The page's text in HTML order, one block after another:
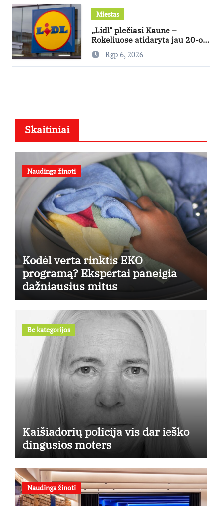
Miestas
„Lidl“ plečiasi Kaune –
Rokeliuose atidaryta jau 20-oji
parduotuvė mieste
Rgp 6, 2026
Skaitiniai
Naudinga žinoti
Kodėl verta rinktis EKO
programą? Ekspertai paneigia
dažniausius mitus
Be kategorijos
Kaišiadorių policija vis dar ieško
dingusios moters
Naudinga žinoti